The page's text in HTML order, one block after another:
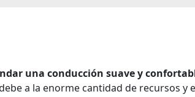
una conducción suave y
a la enorme cantidad de recursos